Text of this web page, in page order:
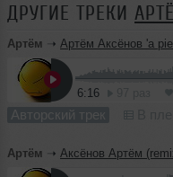
ДРУГИЕ ТРЕКИ
Артём ➝ Артём Аксёнов 'a
6:16
Авторский трек
Артём ➝ Аксёнов Артём